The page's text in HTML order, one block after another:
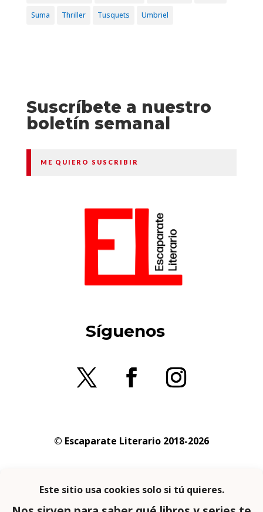
Suma Thriller Tusquets Umbriel
Suscríbete a nuestro
boletín semanal
ME QUIERO SUSCRIBIR
Síguenos
© Escaparate Literario 2018-2026
privacidad